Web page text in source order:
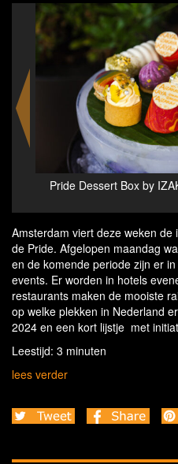
RainbowBons available
Amsterdam viert deze weken
de Pride. Afgelopen maandag
en de komende periode zijn er
events. Er worden in hotels
restaurants maken de mooiste
op welke plekken in Nederland
2024 en een kort lijstje met
Leestijd: 3 minuten
lees verder